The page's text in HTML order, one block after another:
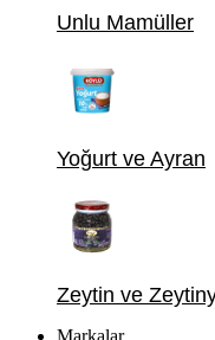
Unlu Mamüller
Yoğurt ve Ayran
Zeytin ve
Markalar